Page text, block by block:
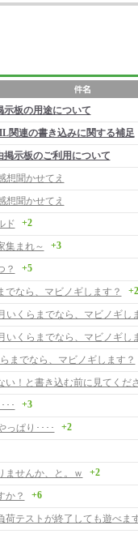
示板の用途について
関連の書き込みに関する補足
掲示板のご利用について
想聞かせてえ
想聞かせてえ
ド
+2
集まれ～ +3
？ +5
でなら、マビノギします？
いくらまでなら、マビノギし
いくらまでなら、マビノギし
までなら、マビノギします？
い！と書き込む前に見てくだ
･･
+3
っぱり････ +2
ませんか、と。ｗ
+2
か？ +6
荷テストが終了しても遊べま